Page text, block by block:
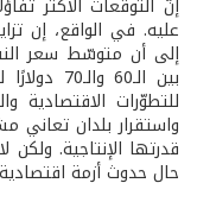
عليه. في الواقع، إن
إلى أن متوسّط سعر
بين
للتطوّرات الاقتصادية
واستقرار بلدان تعاني
قدرتها الإنتاجية.
حال حدوث أزمة